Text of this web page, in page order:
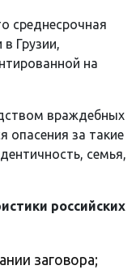
среднесрочная
Грузии,
на
враждебных
опасения за такие
семья,
российских
заговора;